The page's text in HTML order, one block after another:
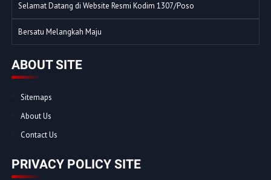
Selamat Datang di Website Resmi Kodim 1307/Poso
Bersatu Melangkah Maju
ABOUT SITE
Sitemaps
About Us
Contact Us
PRIVACY POLICY SITE